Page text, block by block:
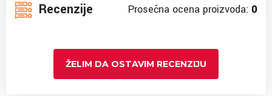
Recenzije Prosečna ocena proizvoda: 0
ŽELIM DA OSTAVIM RECENZIJU